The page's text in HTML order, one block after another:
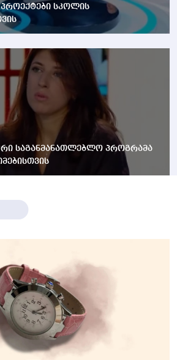
პროექტები სკოლის
საგანმანათლებლო პროგრამა